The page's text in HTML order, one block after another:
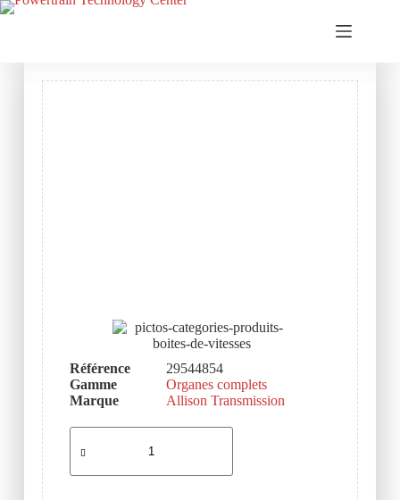
Référence
29544854
Gamme
Organes complets
Marque
Allison Transmission